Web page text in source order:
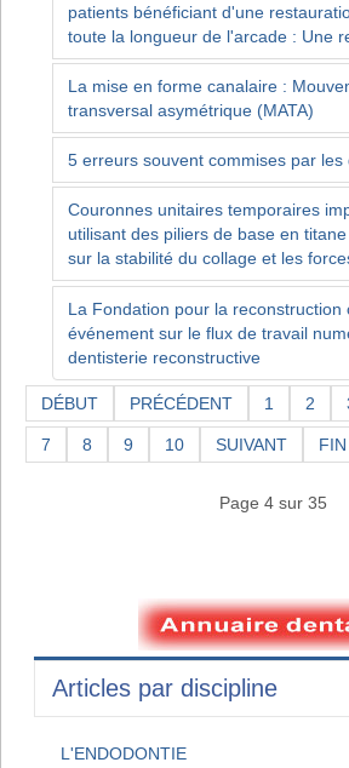
patients bénéficiant d'une
toute la longueur de l'arcade : Une
La mise en forme canalaire :
transversal asymétrique (MATA)
5 erreurs souvent commises par les
Couronnes unitaires temporaires
utilisant des piliers de base en
sur la stabilité du collage et les
La Fondation pour la reconstruction
événement sur le flux de travail
dentisterie reconstructive
DÉBUT PRÉCÉDENT 1 2
7 8 9 10 SUIVANT FIN
Page 4 sur 35
Articles par discipline
L'ENDODONTIE